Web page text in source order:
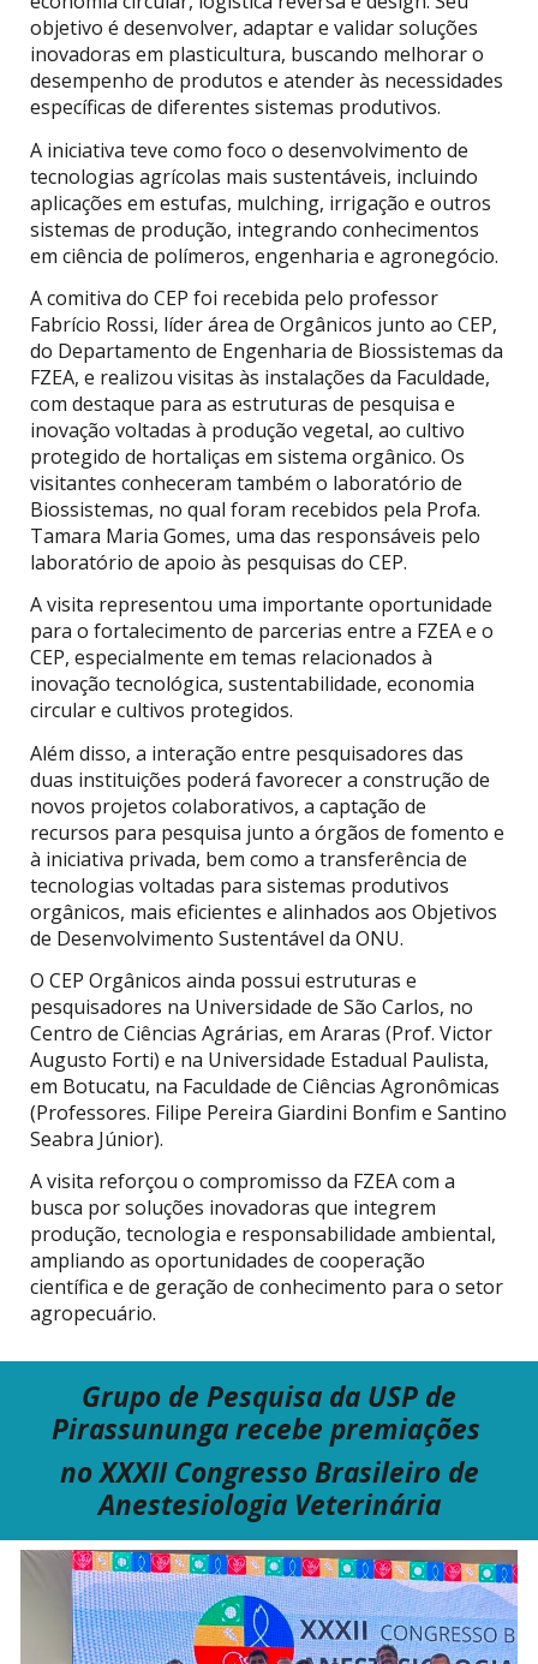
objetivo é desenvolver, adaptar e validar soluções
inovadoras em plasticultura, buscando melhorar o
desempenho de produtos e atender às necessidades
específicas de diferentes sistemas produtivos.
A iniciativa teve como foco o desenvolvimento de
tecnologias agrícolas mais sustentáveis, incluindo
aplicações em estufas, mulching, irrigação e outros
sistemas de produção, integrando conhecimentos
em ciência de polímeros, engenharia e agronegócio.
A comitiva do CEP foi recebida pelo professor
Fabrício Rossi, líder área de Orgânicos junto ao CEP,
do Departamento de Engenharia de Biossistemas da
FZEA, e realizou visitas às instalações da Faculdade,
com destaque para as estruturas de pesquisa e
inovação voltadas à produção vegetal, ao cultivo
protegido de hortaliças em sistema orgânico. Os
visitantes conheceram também o laboratório de
Biossistemas, no qual foram recebidos pela Profa.
Tamara Maria Gomes, uma das responsáveis pelo
laboratório de apoio às pesquisas do CEP.
A visita representou uma importante oportunidade
para o fortalecimento de parcerias entre a FZEA e o
CEP, especialmente em temas relacionados à
inovação tecnológica, sustentabilidade, economia
circular e cultivos protegidos.
Além disso, a interação entre pesquisadores das
duas instituições poderá favorecer a construção de
novos projetos colaborativos, a captação de
recursos para pesquisa junto a órgãos de fomento e
à iniciativa privada, bem como a transferência de
tecnologias voltadas para sistemas produtivos
orgânicos, mais eficientes e alinhados aos Objetivos
de Desenvolvimento Sustentável da ONU.
O CEP Orgânicos ainda possui estruturas e
pesquisadores na Universidade de São Carlos, no
Centro de Ciências Agrárias, em Araras (Prof. Victor
Augusto Forti) e na Universidade Estadual Paulista,
em Botucatu, na Faculdade de Ciências Agronômicas
(Professores. Filipe Pereira Giardini Bonfim e Santino
Seabra Júnior).
A visita reforçou o compromisso da FZEA com a
busca por soluções inovadoras que integrem
produção, tecnologia e responsabilidade ambiental,
ampliando as oportunidades de cooperação
científica e de geração de conhecimento para o setor
agropecuário.
Grupo de Pesquisa da USP de
Pirassununga recebe premiações
noXXXII Congresso Brasileiro de
Anestesiologia Veterinária